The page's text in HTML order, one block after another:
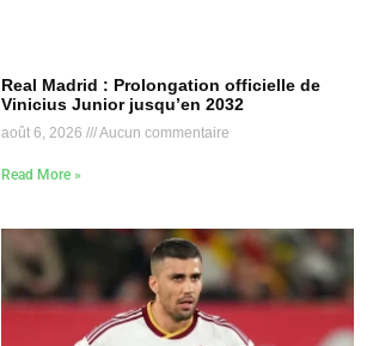
Real Madrid : Prolongation officielle de
Vinicius Junior jusqu’en 2032
août 6, 2026 Aucun commentaire
Read More »